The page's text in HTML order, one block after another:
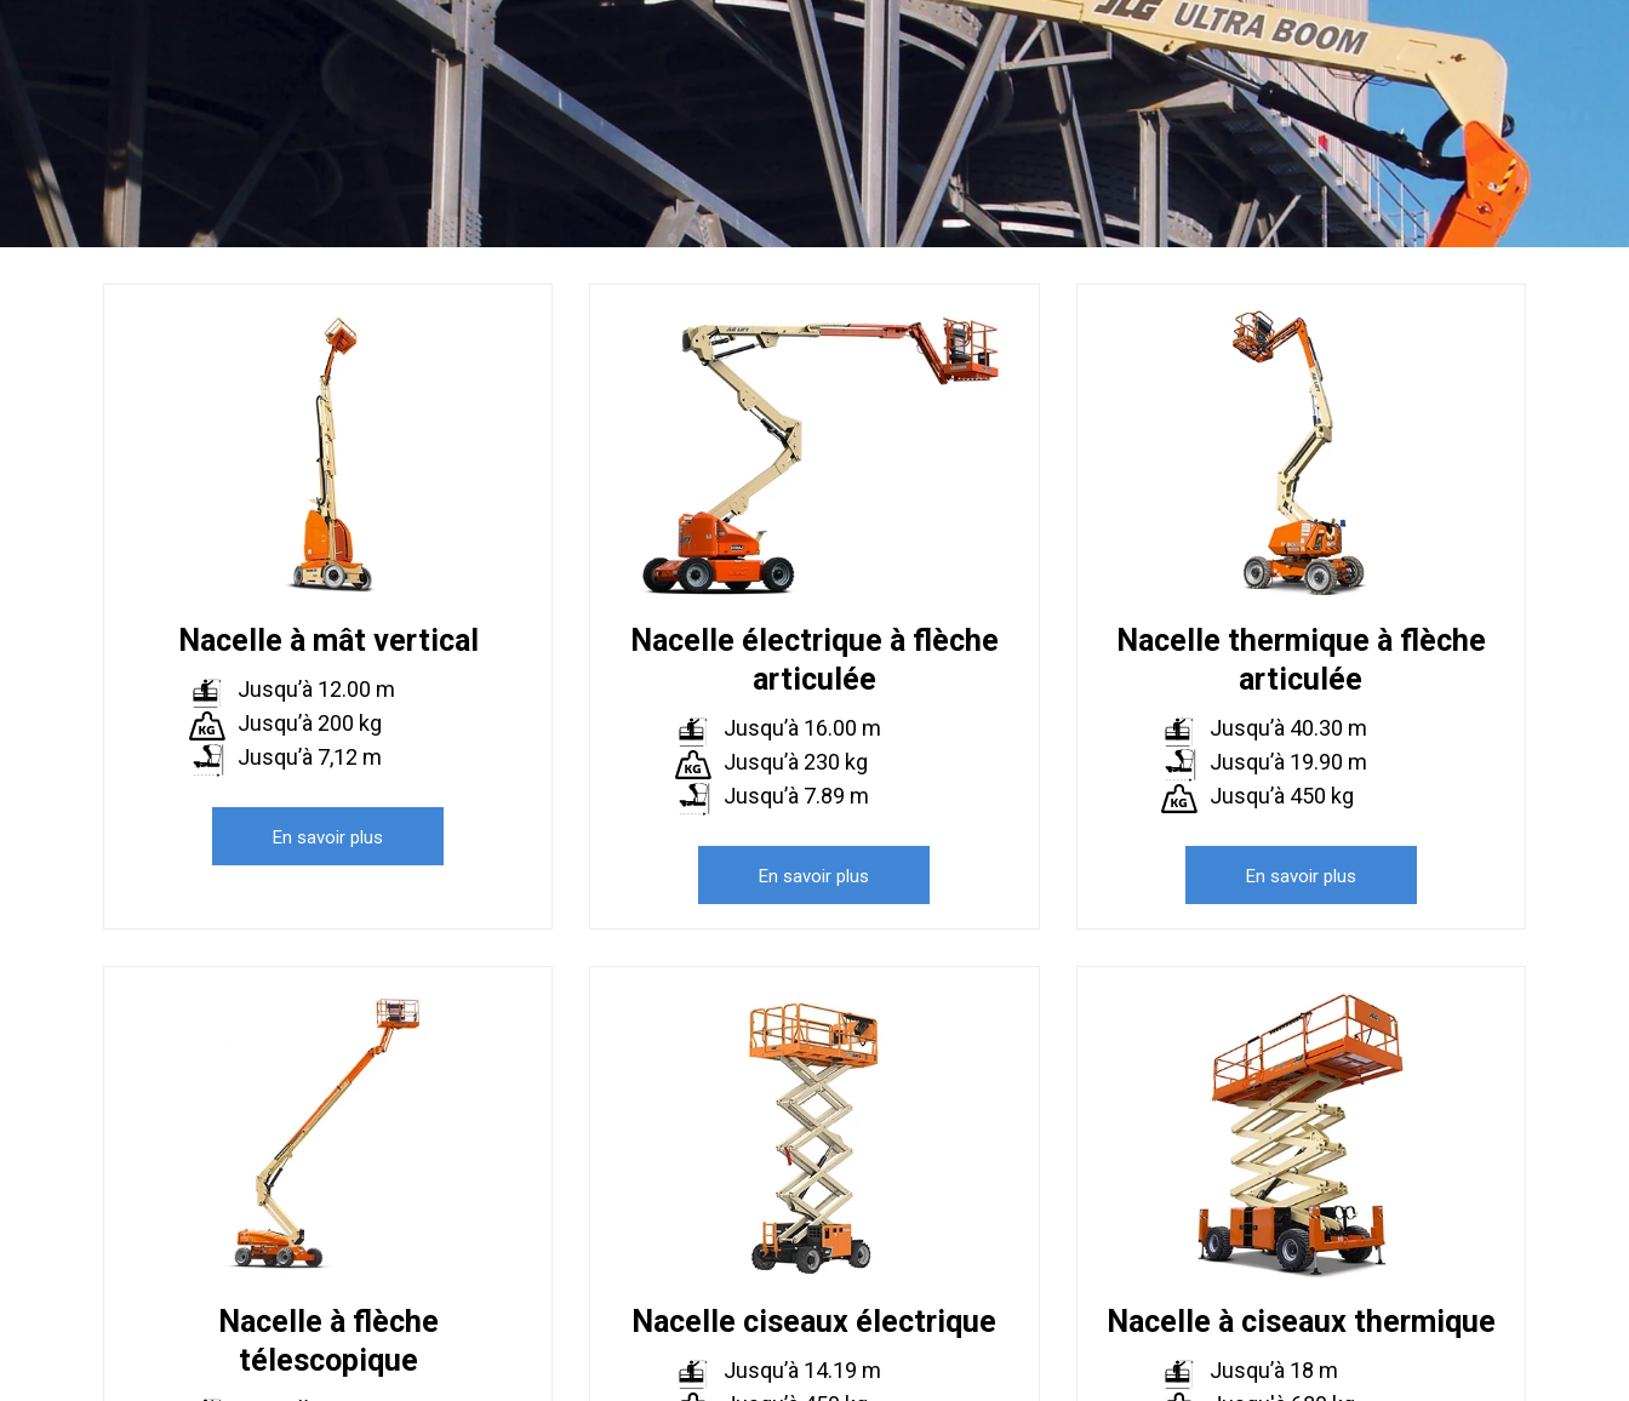
Nacelle à mât vertical
Jusqu’à 12.00 m
Jusqu’à 200 kg
Jusqu’à 7,12 m
En savoir plus
Nacelle électrique à flèche
articulée
Jusqu’à 16.00 m
Jusqu’à 230 kg
Jusqu’à 7.89 m
En savoir plus
Nacelle thermique à flèche
articulée
Jusqu’à 40.30 m
Jusqu’à 19.90 m
Jusqu’à 450 kg
En savoir plus
Nacelle à flèche
télescopique
Nacelle ciseaux électrique
Jusqu’à 14.19 m
Nacelle à ciseaux thermique
Jusqu’à 18 m